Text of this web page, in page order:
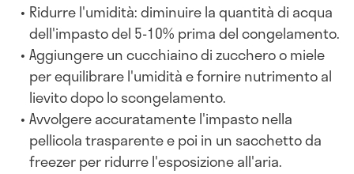
Ridurre l'umidità: diminuire la quantità di acqua
dell'impasto del 5-10% prima del congelamento.
Aggiungere un cucchiaino di zucchero o miele
per equilibrare l'umidità e fornire nutrimento al
lievito dopo lo scongelamento.
Avvolgere accuratamente l'impasto nella
pellicola trasparente e poi in un sacchetto da
freezer per ridurre l'esposizione all'aria.